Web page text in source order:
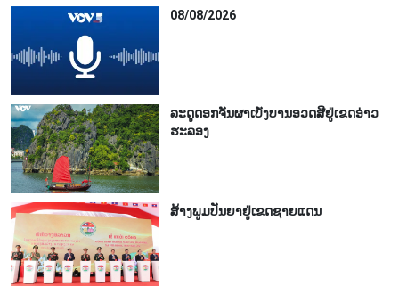
08/08/2026
ລະດູດອກຈັນຜາເບັ່ງບານອວດສີຢູ່ເຂດອ່າວ
ຮະລອງ
ສ້າງພູມປັນຍາຢູ່ເຂດຊາຍແດນ